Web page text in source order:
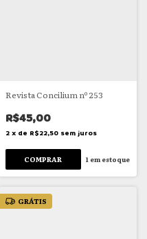
Revista Concilium nº 253
R$45,00
2 x de R$22,50 sem juros
1 em estoque
GRÁTIS